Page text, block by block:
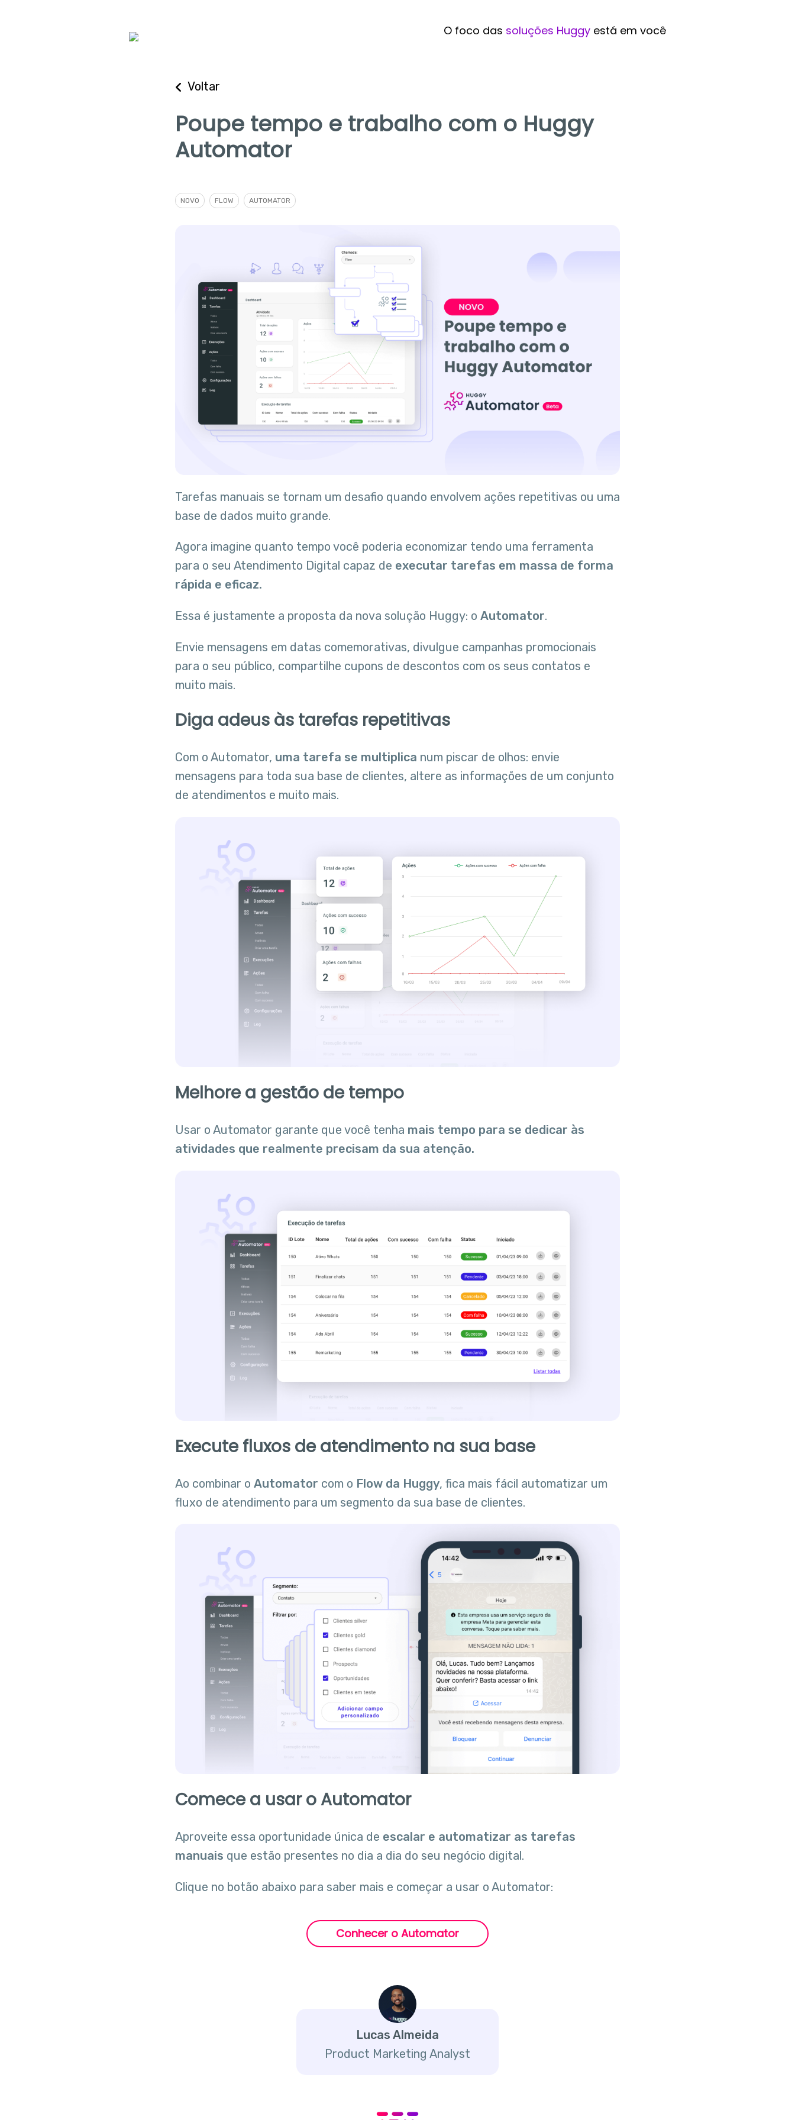
O foco das soluções Huggyestá em você
Voltar
Poupe tempo e trabalho com o Huggy
Automator
NOVO FLOW AUTOMATOR
Tarefas manuais se tornam um desafio quando envolvem ações repetitivas ou uma
base de dados muito grande.
Agora imagine quanto tempo você poderia economizar tendo uma ferramenta
para o seu Atendimento Digital capaz de executar tarefas em massa de forma
rápida e eficaz.
Essa é justamente a proposta da nova solução Huggy: o Automator.
Envie mensagens em datas comemorativas, divulgue campanhas promocionais
para o seu público, compartilhe cupons de descontos com os seus contatos e
muito mais.
Diga adeus às tarefas repetitivas
Com o Automator, uma tarefa se multiplica num piscar de olhos: envie
mensagens para toda sua base de clientes, altere as informações de um conjunto
de atendimentos e muito mais.
Melhore a gestão de tempo
Usar o Automator garante que você tenha mais tempo para se dedicar às
atividades que realmente precisam da sua atenção.
Execute fluxos de atendimento na sua base
Ao combinar o Automator com o Flow da Huggy, fica mais fácil automatizar um
fluxo de atendimento para um segmento da sua base de clientes.
Comece a usar o Automator
Aproveite essa oportunidade única de escalar e automatizar as tarefas
manuais que estão presentes no dia a dia do seu negócio digital.
Clique no botão abaixo para saber mais e começar a usar o Automator:
Conhecer o Automator
Lucas Almeida
Product Marketing Analyst